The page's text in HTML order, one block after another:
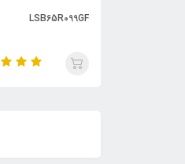
LSB65R099GF